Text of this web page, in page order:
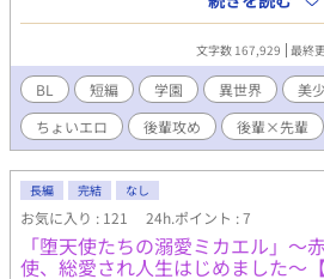
ーゼン学園。 何故かいつものファンタ
ずに全く色合いが違う世界に飛ばされ
向こうの記憶を持ちながら飛ばされた
よなく愛する剣士リシェが、全くその
に飛ばされたのをいいことに、彼に憧
はリシェの恋人だと嘘をつき必死にアピ
シェを、ラスは落とす事が出来るだろ
の世界の、『アストレーゼン』の話。
後輩剣士だったラスが、ひたすらいちゃ
リシェを甘やかす話です。ちなみに本
せん。 同じ内容でエブリスタでも更新
ンイラストはエブリスタよりサク様
文字数 167,929 最終
BL 短編 学園 異世界 美
ちょいエロ
後輩攻め 後輩×先輩
長編 完結 なし
お気に入り : 121 24h.ポイント : 7
「堕天使たちの溺愛ミカエル」～
使、総愛され人生はじめました～